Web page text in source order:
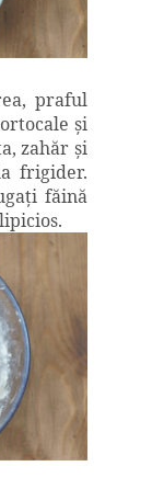
praful
şi
zahăr şi
frigider.
făină